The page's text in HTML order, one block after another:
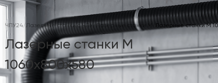
ЧПУ24/Лазерные станки с ЧПУ / Лазерные станки M Лазерные станки M
Лазерные станки M
1060х800х580